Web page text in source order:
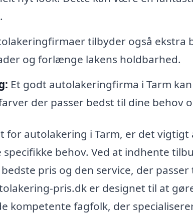
tilbyder også ekstra
og forlænge lakens holdbarhed.
Et godt autolakeringfirma i Tarm
der passer bedst til dine behov
for autolakering i Tarm, er det
behov. Ved at indhente
pris og den service, der
pris.dk er designet til at
kompetente fagfolk, der